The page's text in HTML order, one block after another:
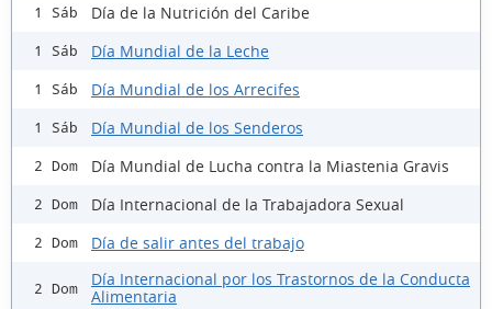
1 Sáb Día de la Nutrición del Caribe
1 Sáb Día Mundial de la Leche
1 Sáb Día Mundial de los Arrecifes
1 Sáb Día Mundial de los Senderos
2 Dom Día Mundial de Lucha contra la Miastenia Gravis
2 Dom Día Internacional de la Trabajadora Sexual
2 Dom Día de salir antes del trabajo
2 Dom
Día Internacional por los Trastornos de la Conducta
Alimentaria